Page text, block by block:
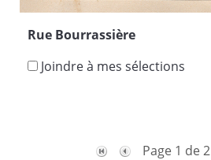
Rue Bourrassière
Joindre à mes sélections
Page 1 de 2